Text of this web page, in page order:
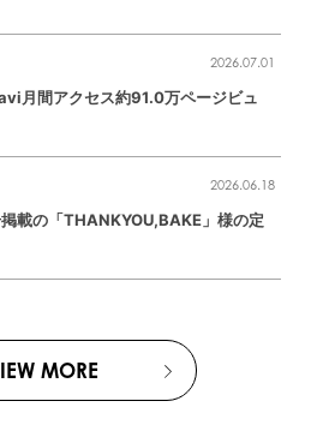
2026.07.01
月間アクセス約91.0万ページビュ
2026.06.18
載の「THANKYOU,BAKE」様の定
MORE